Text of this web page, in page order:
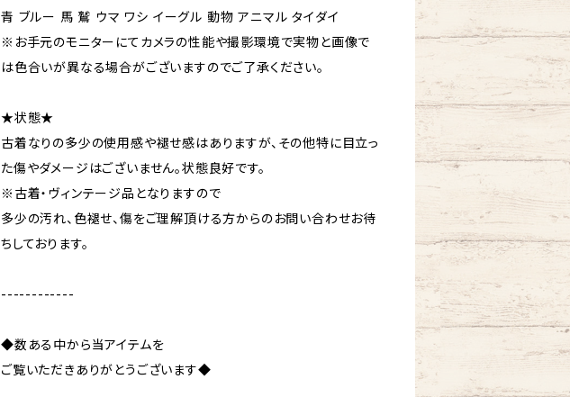
青 ブルー 馬 鷲 ウマ ワシ イーグル 動物 アニマル タイダイ
※お手元のモニターにてカメラの性能や撮影環境で実物と画像で
は色合いが異なる場合がございますのでご了承ください。
★状態★
古着なりの多少の使用感や褪せ感はありますが、その他特に目立っ
た傷やダメージはございません。状態良好です。
※古着・ヴィンテージ品となりますので
多少の汚れ、色褪せ、傷をご理解頂ける方からのお問い合わせお待
ちしております。
------------
◆数ある中から当アイテムを
ご覧いただきありがとうございます◆